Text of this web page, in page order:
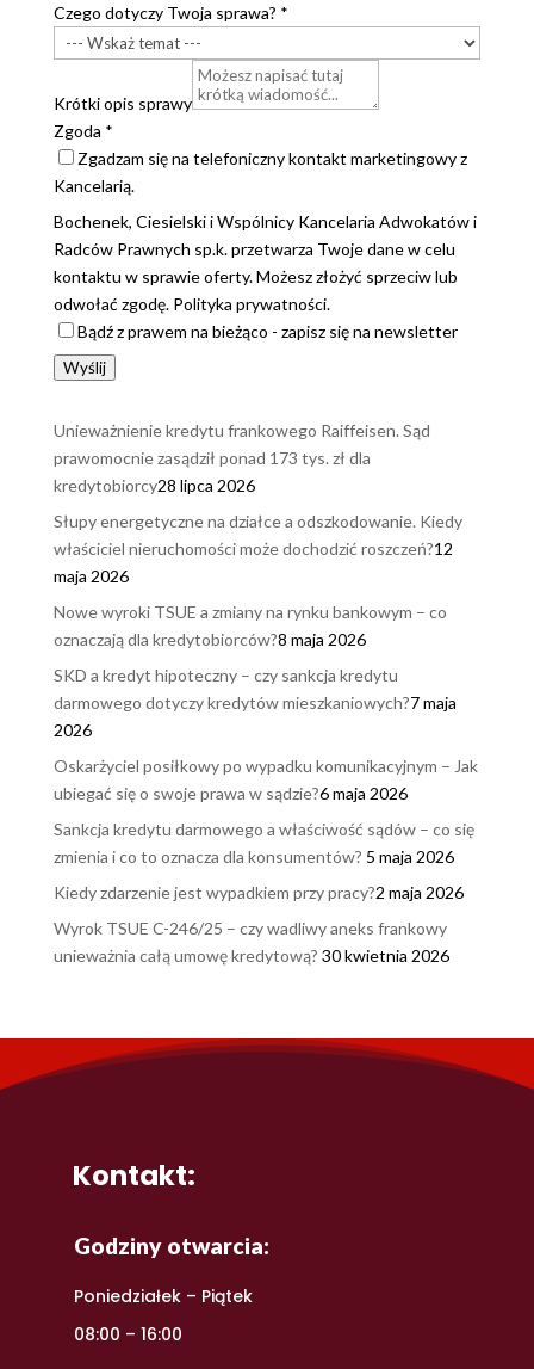
Czego dotyczy Twoja sprawa? *
Krótki opis sprawy
Zgoda *
Zgadzam się na telefoniczny kontakt marketingowy z
Kancelarią.
Bochenek, Ciesielski i Wspólnicy Kancelaria Adwokatów i
Radców Prawnych sp.k. przetwarza Twoje dane w celu
kontaktu w sprawie oferty. Możesz złożyć sprzeciw lub
odwołać zgodę. Polityka prywatności.
Bądź z prawem na bieżąco - zapisz się na newsletter
Wyślij
Unieważnienie kredytu frankowego Raiffeisen. Sąd
prawomocnie zasądził ponad 173 tys. zł dla
kredytobiorcy28 lipca 2026
Słupy energetyczne na działce a odszkodowanie. Kiedy
właściciel nieruchomości może dochodzić roszczeń?12
maja 2026
Nowe wyroki TSUE a zmiany na rynku bankowym – co
oznaczają dla kredytobiorców?8 maja 2026
SKD a kredyt hipoteczny – czy sankcja kredytu
darmowego dotyczy kredytów mieszkaniowych?7 maja
2026
Oskarżyciel posiłkowy po wypadku komunikacyjnym – Jak
ubiegać się o swoje prawa w sądzie?6 maja 2026
Sankcja kredytu darmowego a właściwość sądów – co się
zmienia i co to oznacza dla konsumentów? 5 maja 2026
Kiedy zdarzenie jest wypadkiem przy pracy?2 maja 2026
Wyrok TSUE C-246/25 – czy wadliwy aneks frankowy
unieważnia całą umowę kredytową? 30 kwietnia 2026
Kontakt:
Godziny otwarcia:
Poniedziałek – Piątek
08:00 – 16:00